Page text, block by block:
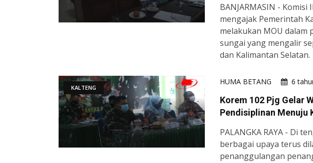
BANJARMASIN - Komisi
mengajak Pemerintah
melakukan MOU
sungai yang mengalir
dan Kalimantan Selatan.
KALTENG
HUMA BETANG 6
Korem 102 Pjg Gelar
Pendisiplinan Menuju
PALANGKA RAYA - Di
berbagai upaya terus
penanggulangan